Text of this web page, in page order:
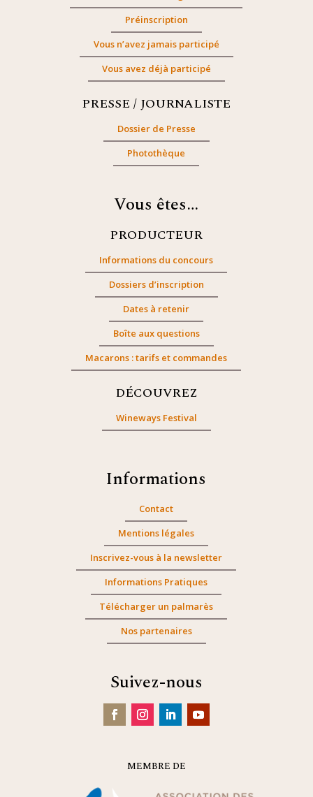
Préinscription
Vous n’avez jamais participé
Vous avez déjà participé
PRESSE / JOURNALISTE
Dossier de Presse
Photothèque
Vous êtes…
PRODUCTEUR
Informations du concours
Dossiers d’inscription
Dates à retenir
Boîte aux questions
Macarons : tarifs et commandes
DÉCOUVREZ
Wineways Festival
Informations
Contact
Mentions légales
Inscrivez-vous à la newsletter
Informations Pratiques
Télécharger un palmarès
Nos partenaires
Suivez-nous
MEMBRE DE